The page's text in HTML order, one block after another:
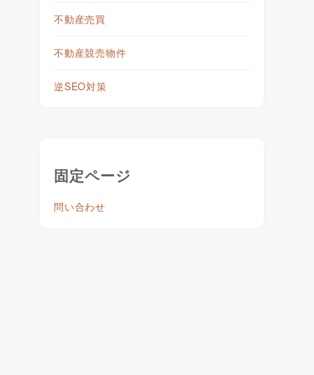
不動産売買
不動産競売物件
逆SEO対策
固定ページ
問い合わせ